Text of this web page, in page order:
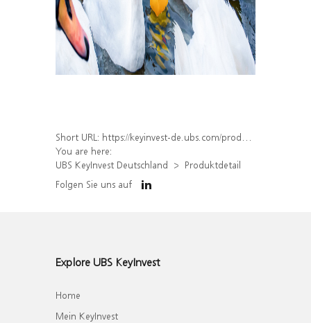
Short URL: https://keyinvest-de.ubs.com/produkt/detail/index/isin/DE000WA4GVL3
You are here:
UBS KeyInvest Deutschland
Produktdetail
Folgen Sie uns auf
Explore UBS KeyInvest
Home
Mein KeyInvest